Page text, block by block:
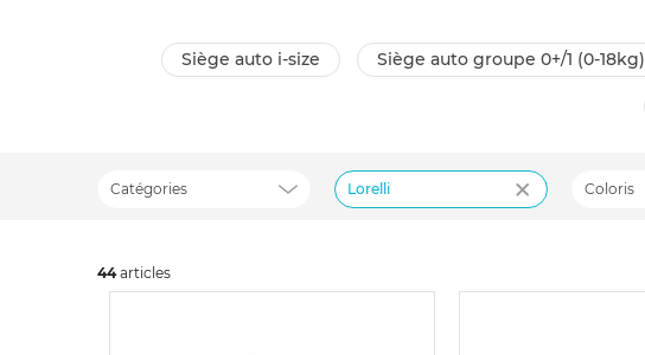
siège auto i-size siège auto groupe 0+/1 (0-18kg)
Catégories Lorelli Coloris
44articles